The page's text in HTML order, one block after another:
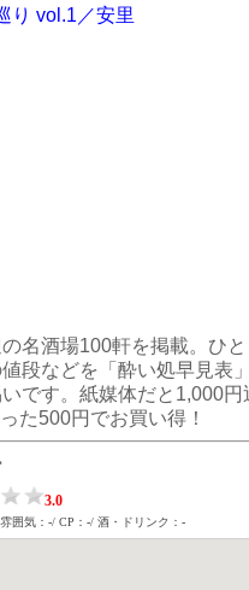
り vol.1／安里
名酒場100軒を掲載。ひと
段などを「酔い処早見表
です。紙媒体だと1,000円
た500円でお買い得！